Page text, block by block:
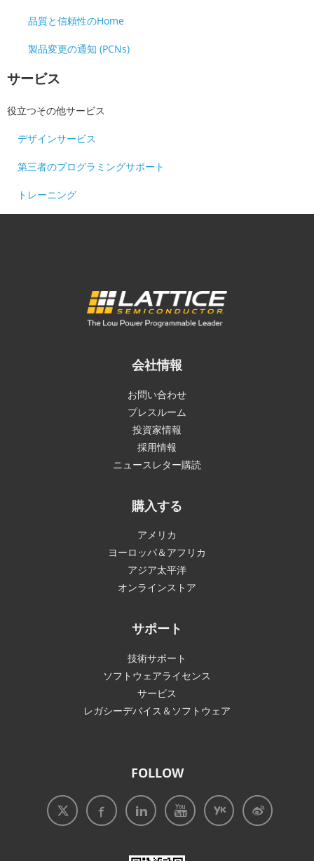
品質と信頼性のHome
製品変更の通知 (PCNs)
サービス
役立つその他サービス
デザインサービス
第三者のプログラミングサポート
トレーニング
会社情報
お問い合わせ
プレスルーム
投資家情報
採用情報
ニュースレター購読
購入する
アメリカ
ヨーロッパ＆アフリカ
アジア太平洋
オンラインストア
サポート
技術サポート
ソフトウェアライセンス
サービス
レガシーデバイス＆ソフトウェア
FOLLOW